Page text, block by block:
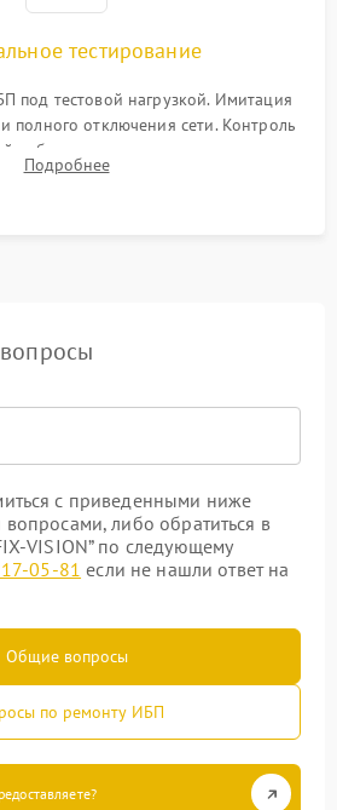
тестирование
под тестовой нагрузкой. Имитация
полного отключения сети. Контроль
работы, температурного режима и
формы выходного сигнала.
Подробнее
с приведенными ниже
либо обратиться в
VISION” по следующему
05-81 если не нашли ответ на
Общие вопросы
по ремонту ИБП